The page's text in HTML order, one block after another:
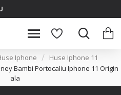
Iphone
Huse Iphone 11
Bambi Portocaliu Iphone 11 Origin
ala